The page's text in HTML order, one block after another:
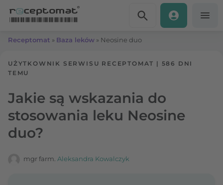
Receptomat » Baza leków » Neosine duo
UŻYTKOWNIK SERWISU RECEPTOMAT | 586 DNI
TEMU
Jakie są wskazania do
stosowania leku Neosine
duo?
mgr farm. Aleksandra Kowalczyk